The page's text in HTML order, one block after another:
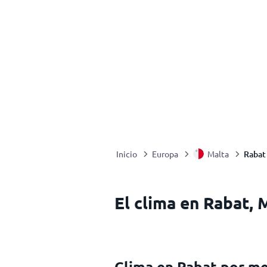
Inicio Europa Malta Rabat
El clima en Rabat,